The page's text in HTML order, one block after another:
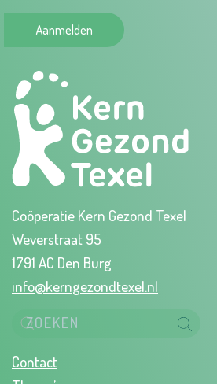
Aanmelden
Coöperatie Kern Gezond Texel
Weverstraat 95
1791 AC Den Burg
info@kerngezondtexel.nl
Contact